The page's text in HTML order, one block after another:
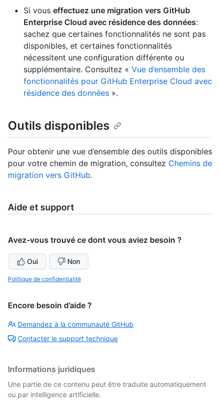
Si vous effectuez une migration vers GitHub
Enterprise Cloud avec résidence des données:
sachez que certaines fonctionnalités ne sont pas
disponibles, et certaines fonctionnalités
nécessitent une configuration différente ou
supplémentaire. Consultez « Vue d’ensemble des
fonctionnalités pour GitHub Enterprise Cloud avec
résidence des données ».
Outils disponibles
Pour obtenir une vue d’ensemble des outils disponibles
pour votre chemin de migration, consultez Chemins de
migration vers GitHub.
Aide et support
Avez-vous trouvé ce dont vous aviez besoin ?
Oui Non
Politique de confidentialité
Encore besoin d’aide ?
Demandez à la communauté GitHub
Contacter le support technique
Informations juridiques
Une partie de ce contenu peut être traduite automatiquement
ou par intelligence artificielle.